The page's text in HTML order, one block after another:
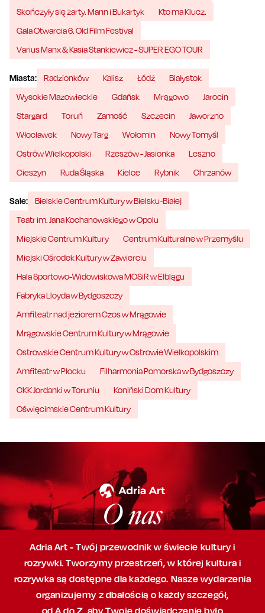
Skończyły się żarty. Mann i Bukartyk
Kto ma Klucz.
Gala Otwarcia 6. Old Film Festival
Varius Manx & Kasia Stankiewicz - SUPER EGO TOUR
Miasta: Radzionków Kalisz Łódź
Białystok
Wysokie Mazowieckie
Gdańsk Mrągowo
Jarocin
Stargard
Toruń Zamość Szczecin
Jaworzno
Włocławek
Nowy Targ Wołomin
Nowy Tomyśl
Ostrów Wielkopolski
Rzeszów - Jasionka
Leszno
Cieszyn
Ruda Śląska Kielce Rybnik Chrzanów
Sale:
Bielskie Centrum Kultury w Bielsku-Białej
Teatr im. Jana Kochanowskiego w Opolu
Miejskie Centrum Kultury
Centrum Kulturalne w Przemyślu
Miejski Ośrodek Kultury w Zawierciu
Hala Sportowo-Widowiskowa MOSiR w Elblągu
Fabryka Lloyda w Bydgoszczy
Amfiteatr nad jeziorem Czos w Mrągowie
Mrągowskie Centrum Kultury w Mrągowie
Ostrowskie Centrum Kultury w Ostrowie Wielkopolskim
Amfiteatr w Płocku
Filharmonia Pomorska w Bydgoszczy
CKK Jordanki w Toruniu
Koniński Dom Kultury
Oświęcimskie Centrum Kultury
O nas
Adria Art - Twój przewodnik w świecie kultury i
rozrywki. Tworzymy przestrzeń,w której kultura i
rozrywka są dostępne dla każdego. Nasze wydarzenia
organizujemy z dbałością o każdy szczegół,
od A do Z, abyTwoje doświadczenie było